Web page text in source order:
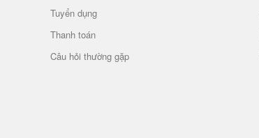
Tuyển dụng
Thanh toán
Câu hỏi thường gặp